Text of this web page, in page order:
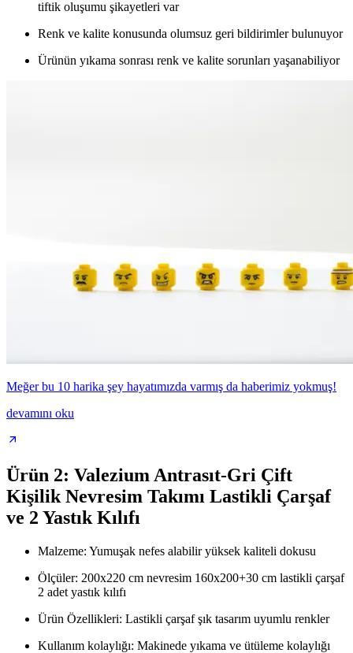
tiftik oluşumu şikayetleri var
Renk ve kalite konusunda olumsuz geri bildirimler bulunuyor
Ürünün yıkama sonrası renk ve kalite sorunları yaşanabiliyor
Meğer bu 10 harika şey hayatımızda varmış da haberimiz yokmuş!
devamını oku
Ürün 2: Valezium Antrasıt-Gri Çift
Kişilik Nevresim Takımı Lastikli Çarşaf
ve 2 Yastık Kılıfı
Malzeme: Yumuşak nefes alabilir yüksek kaliteli dokusu
Ölçüler: 200x220 cm nevresim 160x200+30 cm lastikli çarşaf
2 adet yastık kılıfı
Ürün Özellikleri: Lastikli çarşaf şık tasarım uyumlu renkler
Kullanım kolaylığı: Makinede yıkama ve ütüleme kolaylığı